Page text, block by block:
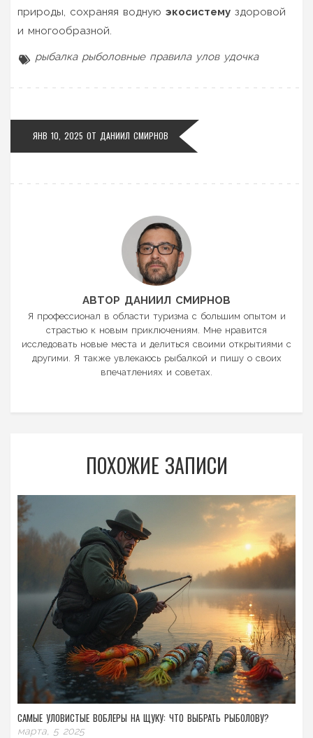
природы, сохраняя водную экосистему здоровой
и многообразной.
рыбалка рыболовные правила улов удочка
ЯНВ 10, 2025 ОТ ДАНИИЛ СМИРНОВ
АВТОР ДАНИИЛ СМИРНОВ
Я профессионал в области туризма с большим опытом и
страстью к новым приключениям. Мне нравится
исследовать новые места и делиться своими открытиями с
другими. Я также увлекаюсь рыбалкой и пишу о своих
впечатлениях и советах.
ПОХОЖИЕ ЗАПИСИ
САМЫЕ УЛОВИСТЫЕ ВОБЛЕРЫ НА ЩУКУ: ЧТО ВЫБРАТЬ РЫБОЛОВУ?
марта, 5 2025